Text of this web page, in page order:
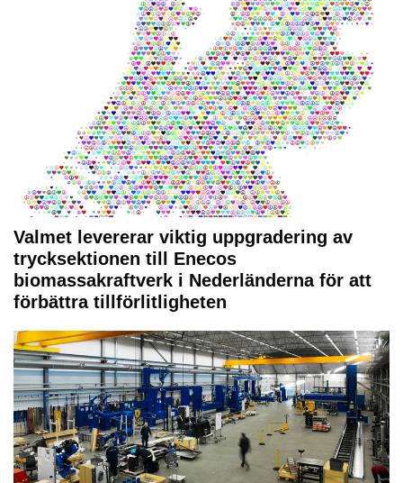
Valmet levererar viktig uppgradering av
trycksektionen till Enecos
biomassakraftverk i Nederländerna för att
förbättra tillförlitligheten